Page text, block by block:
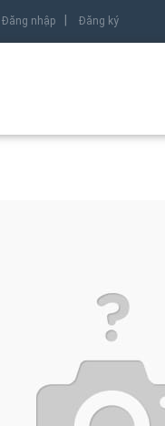
Đăng nhập Đăng ký